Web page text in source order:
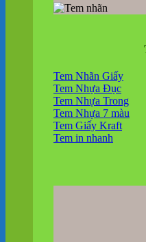
Tem Nhãn Giấy
Tem Nhựa Đục
Tem Nhựa Trong
Tem Nhựa 7 màu
Tem Giấy Kraft
Tem in nhanh